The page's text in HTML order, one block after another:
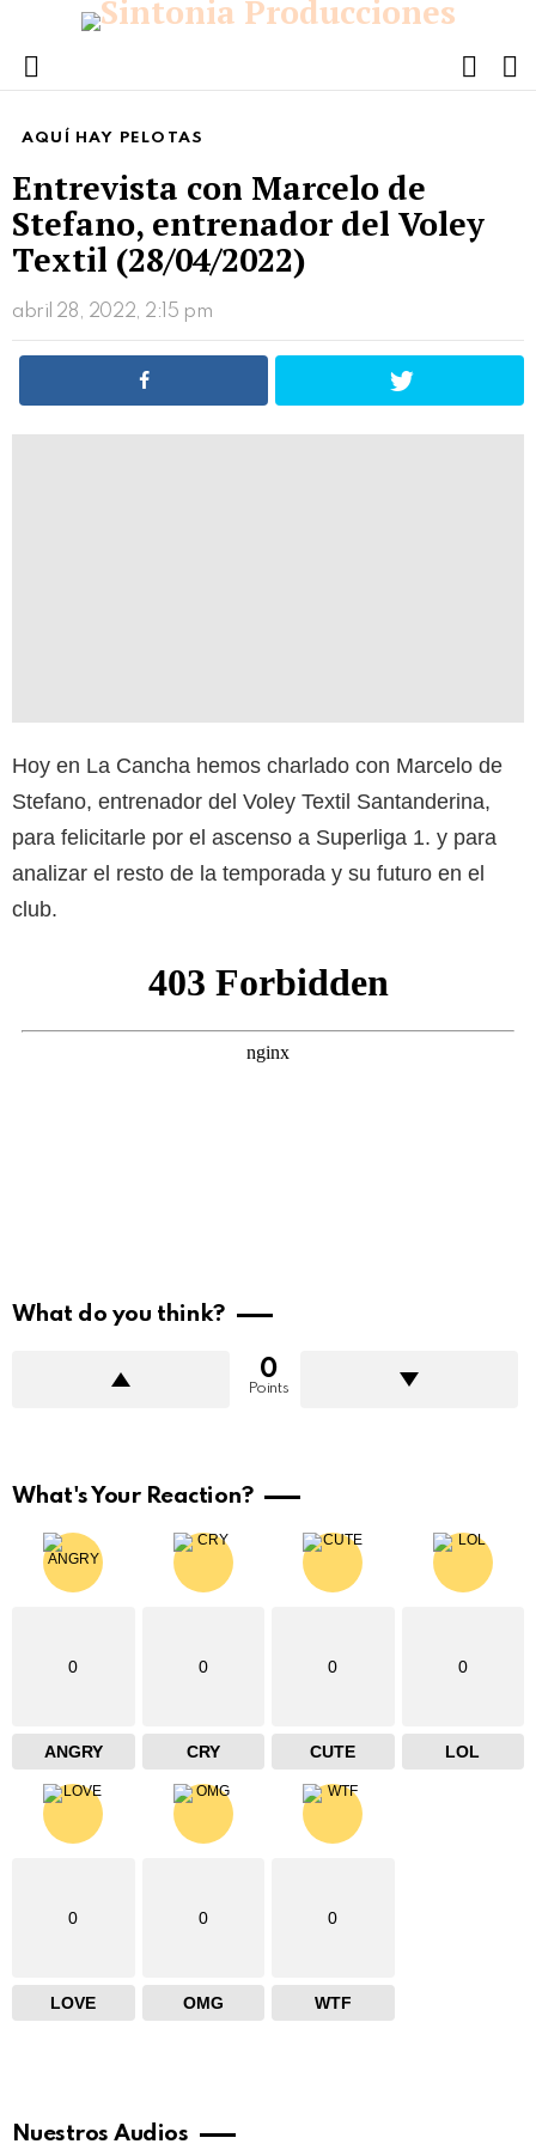
Menu
AQUÍ HAY PELOTAS
Entrevista con Marcelo de
Stefano, entrenador del Voley
Textil (28/04/2022)
abril 28, 2022, 2:15 pm
Hoy en La Cancha hemos charlado con Marcelo de
Stefano, entrenador del Voley Textil Santanderina,
para felicitarle por el ascenso a Superliga 1. y para
analizar el resto de la temporada y su futuro en el
club.
What do you think?
0
Points
What's Your Reaction?
0
ANGRY
0
CRY
0
CUTE
0
LOL
0
LOVE
0
OMG
0
WTF
Nuestros Audios